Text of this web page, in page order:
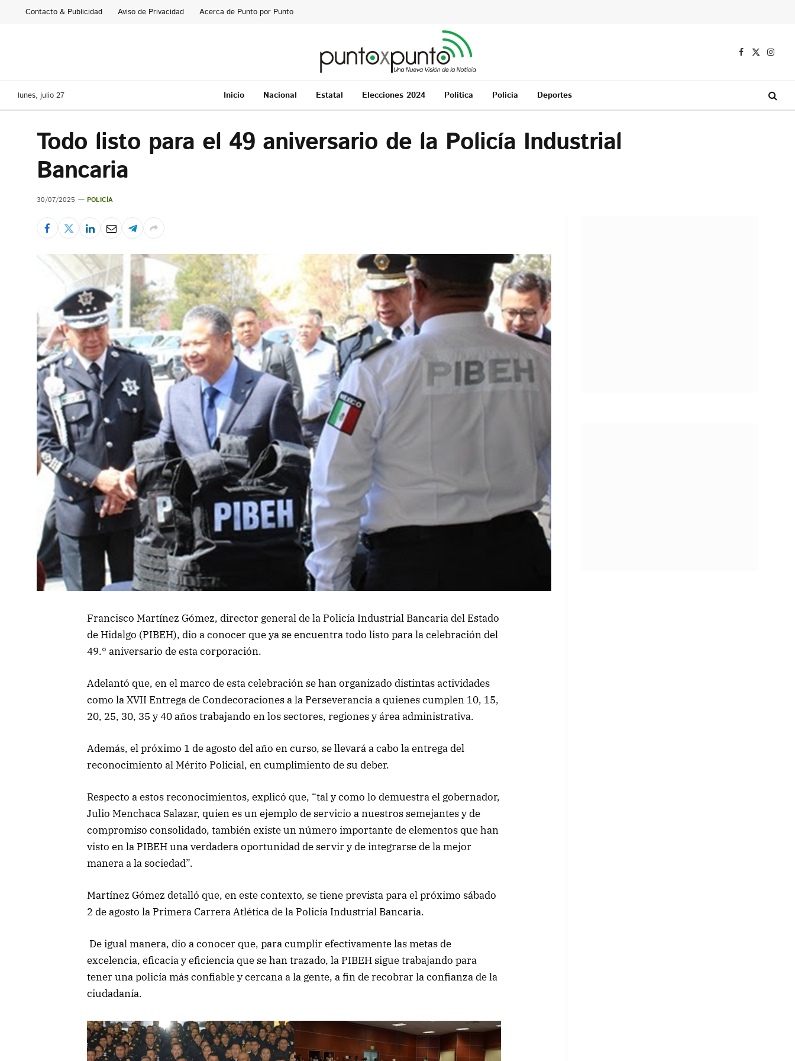
Contacto & Publicidad Aviso de Privacidad Acerca de Punto por Punto
Facebook
X
lunes, julio 27 Inicio Nacional Estatal Elecciones 2024 Política Policía Deportes
Todo listo para el 49 aniversario de la Policía Industrial
Bancaria
30/07/2025 POLICÍA
Francisco Martínez Gómez, director general de la Policía Industrial Bancaria del Estado
de Hidalgo (PIBEH), dio a conocer que ya se encuentra todo listo para la celebración del
49.° aniversario de esta corporación.
Adelantó que, en el marco de esta celebración se han organizado distintas actividades
como la XVII Entrega de Condecoraciones a la Perseverancia a quienes cumplen 10, 15,
20, 25, 30, 35 y 40 años trabajando en los sectores, regiones y área administrativa.
Además, el próximo 1 de agosto del año en curso, se llevará a cabo la entrega del
reconocimiento al Mérito Policial, en cumplimiento de su deber.
Respecto a estos reconocimientos, explicó que, “tal y como lo demuestra el gobernador,
Julio Menchaca Salazar, quien es un ejemplo de servicio a nuestros semejantes y de
compromiso consolidado, también existe un número importante de elementos que han
visto en la PIBEH una verdadera oportunidad de servir y de integrarse de la mejor
manera a la sociedad”.
Martínez Gómez detalló que, en este contexto, se tiene prevista para el próximo sábado
2 de agosto la Primera Carrera Atlética de la Policía Industrial Bancaria.
De igual manera, dio a conocer que, para cumplir efectivamente las metas de
excelencia, eficacia y eficiencia que se han trazado, la PIBEH sigue trabajando para
tener una policía más confiable y cercana a la gente, a fin de recobrar la confianza de la
ciudadanía.